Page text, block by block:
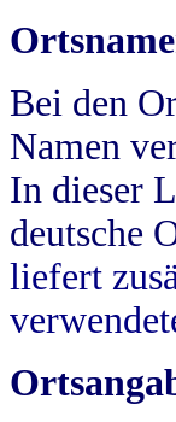
Bei den
Namen
In dieser
deutsche
liefert